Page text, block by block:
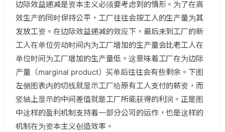
边际效益递减是资本主义必须要考虑到的情形。为了在高
效生产的同时保持公平，工厂往往会按工人的生产量为其
发放工资。在边际效益递减的效应下，最后来到工厂的新
工人在单位劳动时间内为工厂增加的生产量会比老工人在
单位时间为工厂增加的生产量低。这意味着工厂在为边际
产量（marginal product）买单后往往会有些剩余。下图
左侧图表内的切线就显示工厂给原有工人支付的薪资，而
竖轴上显示的中间差值就是工厂所能获得的利润。正是图
中这样的盈利机制支持着一部分公司的运作，也是这样的
机制在为资本主义创造效率。